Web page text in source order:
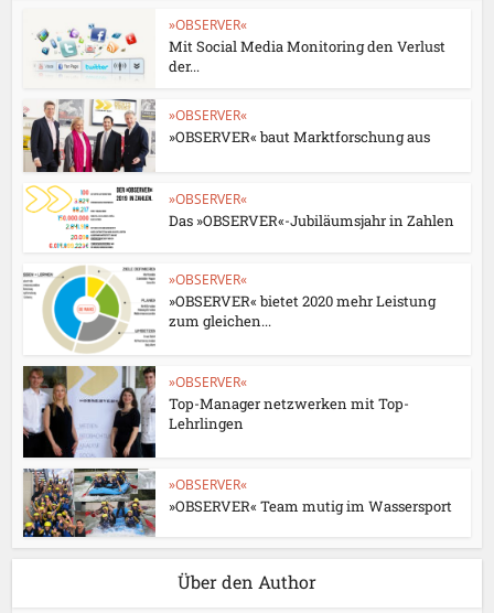
»OBSERVER«
Mit Social Media Monitoring den Verlust
der...
»OBSERVER«
»OBSERVER« baut Marktforschung aus
»OBSERVER«
Das »OBSERVER«-Jubiläumsjahr in Zahlen
»OBSERVER«
»OBSERVER« bietet 2020 mehr Leistung
zum gleichen...
»OBSERVER«
Top-Manager netzwerken mit Top-
Lehrlingen
»OBSERVER«
»OBSERVER« Team mutig im Wassersport
Über den Author